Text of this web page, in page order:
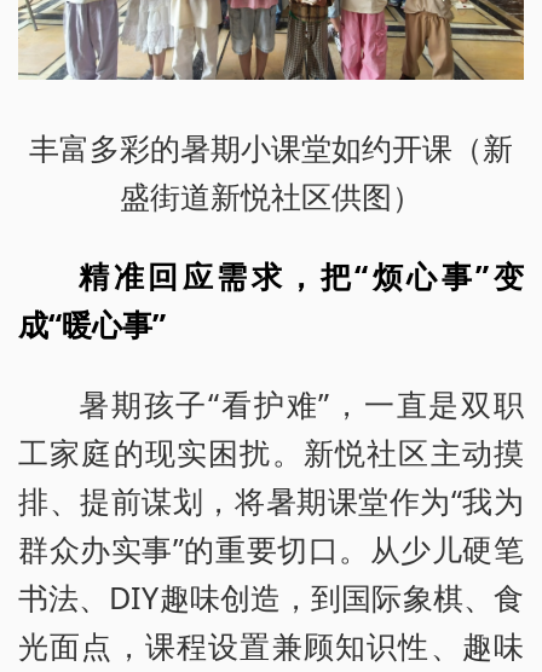
丰富多彩的暑期小课堂如约开课（新
盛街道新悦社区供图）
精准回应需求，把“烦心事”变
成“暖心事”
暑期孩子“看护难”，一直是双职
工家庭的现实困扰。新悦社区主动摸
排、提前谋划，将暑期课堂作为“我为
群众办实事”的重要切口。从少儿硬笔
书法、DIY趣味创造，到国际象棋、食
光面点，课程设置兼顾知识性、趣味